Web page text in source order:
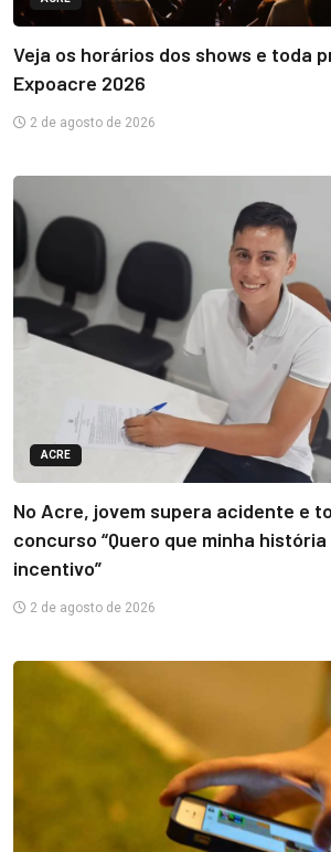
Veja os horários dos shows e toda
Expoacre 2026
2 de agosto de 2026
ACRE
No Acre, jovem supera acidente e
concurso “Quero que minha história
incentivo”
2 de agosto de 2026